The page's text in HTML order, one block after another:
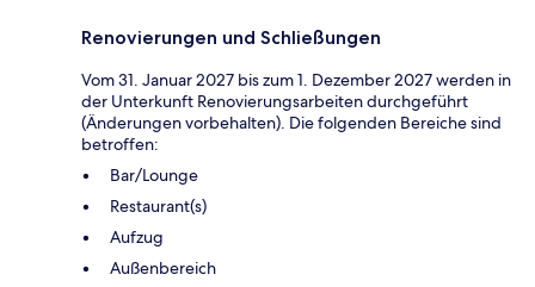
Renovierungen und Schließungen
Vom 31. Januar 2027 bis zum 1. Dezember 2027 werden in
der Unterkunft Renovierungsarbeiten durchgeführt
(Änderungen vorbehalten). Die folgenden Bereiche sind
betroffen:
Bar/Lounge
Restaurant(s)
Aufzug
Außenbereich